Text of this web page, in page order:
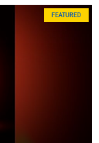
FEATURED